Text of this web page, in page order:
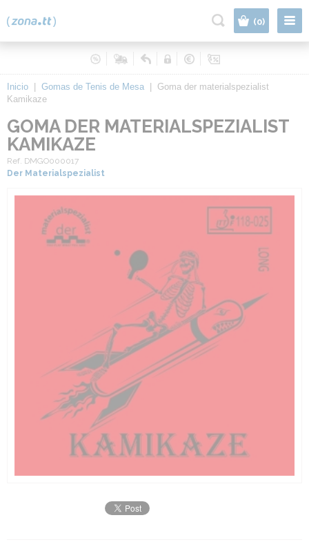
(0)
Inicio Gomas de Tenis de Mesa
Goma der materialspezialist
Kamikaze
GOMA DER MATERIALSPEZIALIST
KAMIKAZE
Ref. DMGO000017
Der Materialspezialist